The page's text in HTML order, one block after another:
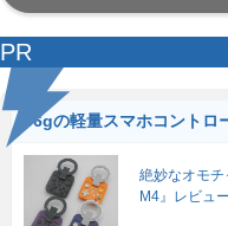
PR
56gの軽量スマホコントロ
絶妙なオモ
M4』レビュー